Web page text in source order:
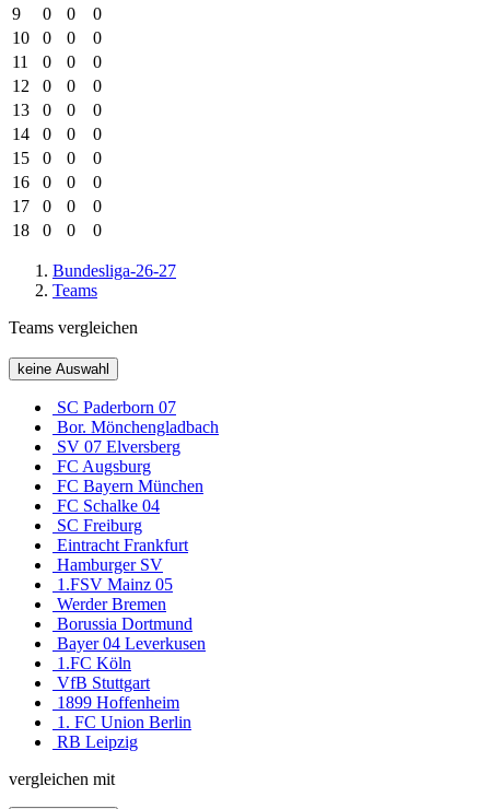
9
0 0
0
10
0 0
0
11
0 0
0
12
0 0
0
13
0 0
0
14
0 0
0
15
0 0
0
16
0 0
0
17
0 0
0
18
0 0 0
Bundesliga-26-27
Teams
Teams vergleichen
keine Auswahl
SC Paderborn 07
Bor. Mönchengladbach
SV 07 Elversberg
FC Augsburg
FC Bayern München
FC Schalke 04
SC Freiburg
Eintracht Frankfurt
Hamburger SV
1.FSV Mainz 05
Werder Bremen
Borussia Dortmund
Bayer 04 Leverkusen
1.FC Köln
VfB Stuttgart
1899 Hoffenheim
1. FC Union Berlin
RB Leipzig
vergleichen mit